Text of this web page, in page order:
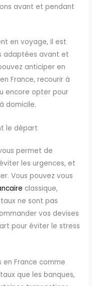
avant et pendant
en voyage, il est
adaptées avant et
anticiper en
France, recourir à
encore opter pour
domicile.
le départ
permet de
les urgences, et
Vous pouvez vous
classique,
ne sont pas
vos devises
pour éviter le stress
en France comme
que les banques,